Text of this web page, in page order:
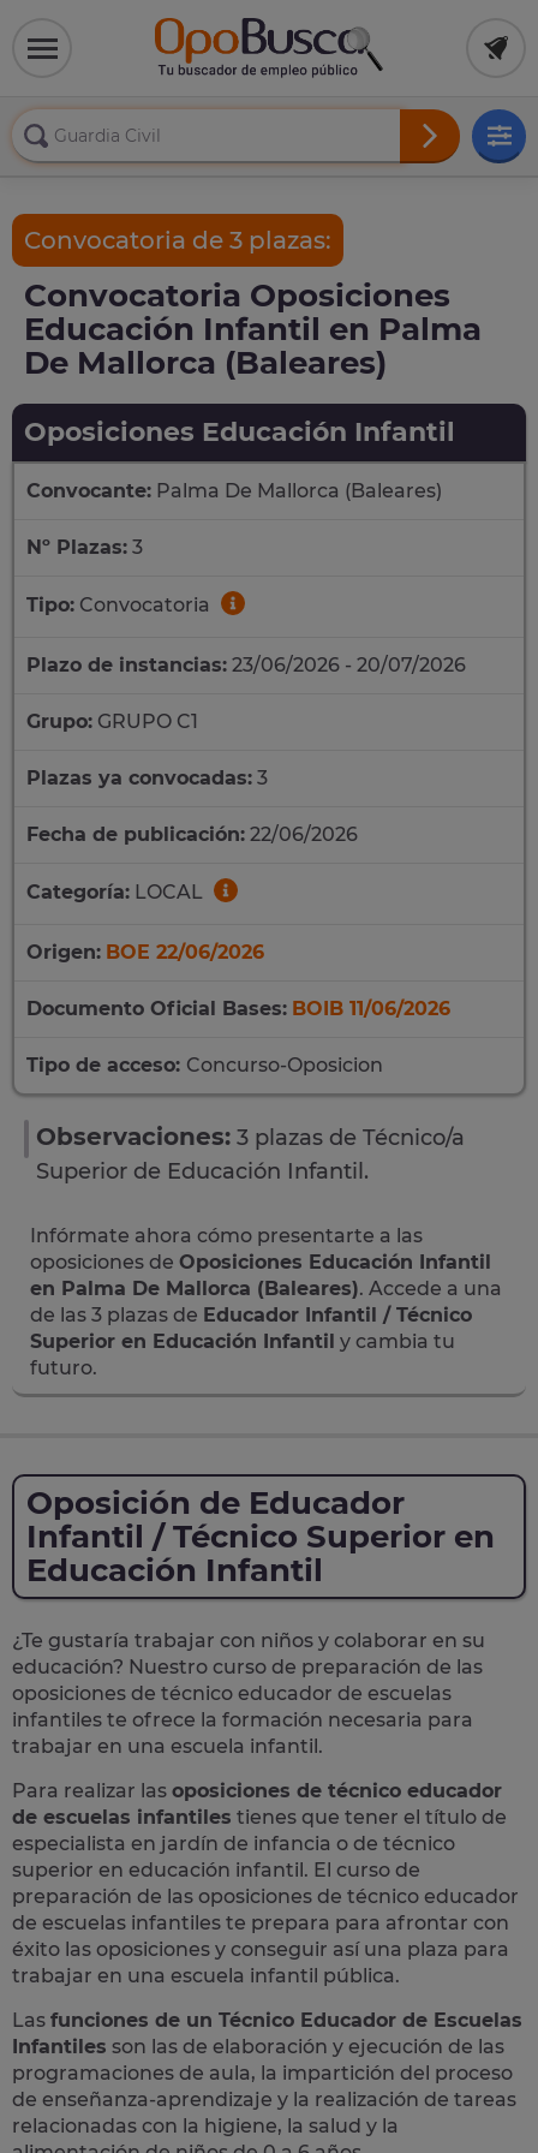
Convocatoria de 3 plazas:
Convocatoria Oposiciones
Educación Infantil en Palma
De Mallorca (Baleares)
Oposiciones Educación Infantil
Convocante: Palma De Mallorca (Baleares)
Nº Plazas: 3
Tipo: Convocatoria
Plazo de instancias: 23/06/2026 - 20/07/2026
Grupo: GRUPO C1
Plazas ya convocadas: 3
Fecha de publicación: 22/06/2026
Categoría: LOCAL
Origen: BOE 22/06/2026
Documento Oficial Bases: BOIB 11/06/2026
Tipo de acceso: Concurso-Oposicion
Observaciones: 3 plazas de Técnico/a
Superior de Educación Infantil.
Infórmate ahora cómo presentarte a las
oposiciones de Oposiciones Educación Infantil
en Palma De Mallorca (Baleares). Accede a una
de las 3 plazas de Educador Infantil / Técnico
Superior en Educación Infantil y cambia tu
futuro.
Oposición de Educador
Infantil / Técnico Superior en
Educación Infantil
¿Te gustaría trabajar con niños y colaborar en su
educación? Nuestro curso de preparación de las
oposiciones de técnico educador de escuelas
infantiles te ofrece la formación necesaria para
trabajar en una escuela infantil.
Para realizar las oposiciones de técnico educador
de escuelas infantiles tienes que tener el título de
especialista en jardín de infancia o de técnico
superior en educación infantil. El curso de
preparación de las oposiciones de técnico educador
de escuelas infantiles te prepara para afrontar con
éxito las oposiciones y conseguir así una plaza para
trabajar en una escuela infantil pública.
Las funciones de un Técnico Educador de Escuelas
Infantiles son las de elaboración y ejecución de las
programaciones de aula, la impartición del proceso
de enseñanza-aprendizaje y la realización de tareas
relacionadas con la higiene, la salud y la